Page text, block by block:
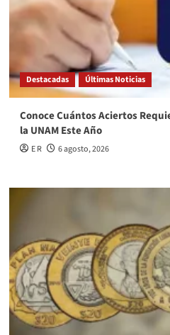
Destacadas Últimas Noticias
Conoce Cuántos Aciertos
la UNAM Este Año
E R 6 agosto, 2026